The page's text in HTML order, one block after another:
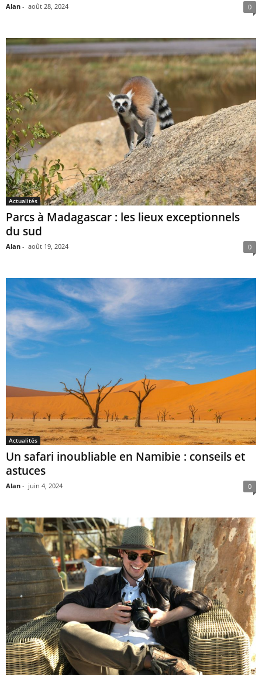
Alan - août 28, 2024 0
Actualités
Parcs à Madagascar : les lieux exceptionnels
du sud
Alan - août 19, 2024 0
Actualités
Un safari inoubliable en Namibie : conseils et
astuces
Alan - juin 4, 2024 0